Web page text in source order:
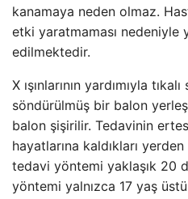
kanamaya neden olmaz.
etki yaratmaması nedeniyle
edilmektedir.
X ışınlarının yardımıyla
söndürülmüş bir balon
balon şişirilir. Tedavinin
hayatlarına kaldıkları
tedavi yöntemi yaklaşık 20
yöntemi yalnızca 17 yaş